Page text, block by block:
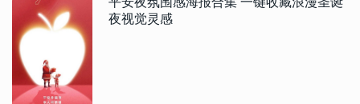
夜视觉灵感